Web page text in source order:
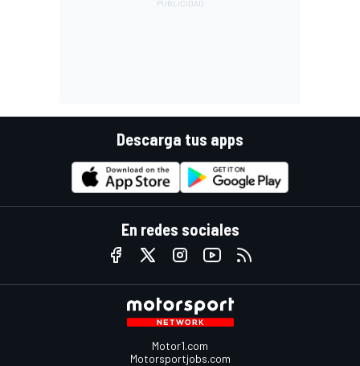
Descarga tus apps
En redes sociales
Motor1.com
Motorsportjobs.com